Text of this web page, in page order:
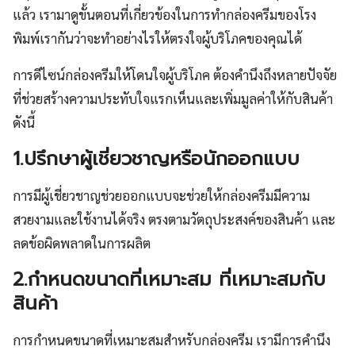
แล้ว เรามาดูขั้นตอนที่เกี่ยวข้องในการทำกล่องครีมของโรง
พิมพ์เรากันว่าจะทำอย่างไรให้ตรงใจผู้บริโภคของคุณได้
การดีไซน์กล่องครีมให้โดนใจผู้บริโภค ต้องคำนึงถึงหลายปัจจัย
ที่ช่วยสร้างความประทับใจแรกเห็นและเพิ่มมูลค่าให้กับสินค้า
ดังนี้
1.ปรึกษาผู้เชี่ยวชาญหรือนักออกแบบ
การมีผู้เชี่ยวชาญช่วยออกแบบจะช่วยให้กล่องครีมมีความ
สวยงามและใช้งานได้จริง ตรงตามวัตถุประสงค์ของสินค้า และ
ลดข้อผิดพลาดในการผลิต
2.กำหนดขนาดที่เหมาะสม ที่เหมาะสมกับ
สินค้า
การกำหนดขนาดที่เหมาะสมสำหรับกล่องครีม เรามีการคำนึง